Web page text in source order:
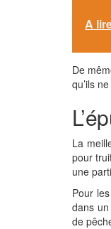
A
De
qu’ils
La
pour
une
Pour
dans
de